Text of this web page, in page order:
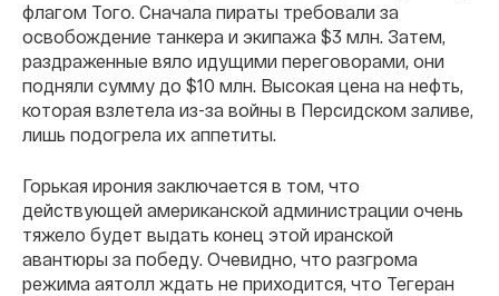
флагом Того. Сначала пираты требовали за
освобождение танкера и экипажа $3 млн. Затем,
раздраженные вяло идущими переговорами, они
подняли сумму до $10 млн. Высокая цена на нефть,
которая взлетела из-за войны в Персидском заливе,
лишь подогрела их аппетиты.
Горькая ирония заключается в том, что
действующей американской администрации очень
тяжело будет выдать конец этой иранской
авантюры за победу. Очевидно, что разгрома
режима аятолл ждать не приходится, что Тегеран